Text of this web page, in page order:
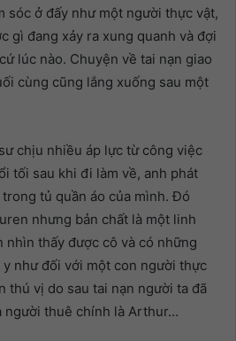
sóc ở đấy như một người thực vật,
gì đang xảy ra xung quanh và đợi
lúc nào. Chuyện về tai nạn giao
cùng cũng lắng xuống sau một
chịu nhiều áp lực từ công việc
tối sau khi đi làm về, anh phát
tủ quần áo của mình. Đó
nhưng bản chất là một linh
nhìn thấy được cô và có những
y như đối với một con người thực
thú vị do sau tai nạn người ta đã
người thuê chính là Arthur…